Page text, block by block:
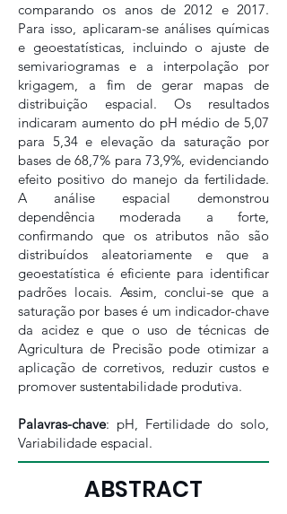
comparando os anos de 2012 e 2017.
Para isso, aplicaram-se análises químicas
e geoestatísticas, incluindo o ajuste de
semivariogramas e a interpolação por
krigagem, a fim de gerar mapas de
distribuição espacial. Os resultados
indicaram aumento do pH médio de 5,07
para 5,34 e elevação da saturação por
bases de 68,7% para 73,9%, evidenciando
efeito positivo do manejo da fertilidade.
A análise espacial demonstrou
dependência moderada a forte,
confirmando que os atributos não são
distribuídos aleatoriamente e que a
geoestatística é eficiente para identificar
padrões locais. Assim, conclui-se que a
saturação por bases é um indicador-chave
da acidez e que o uso de técnicas de
Agricultura de Precisão pode otimizar a
aplicação de corretivos, reduzir custos e
promover sustentabilidade produtiva.
Palavras-chave: pH, Fertilidade do solo,
Variabilidade espacial.
ABSTRACT